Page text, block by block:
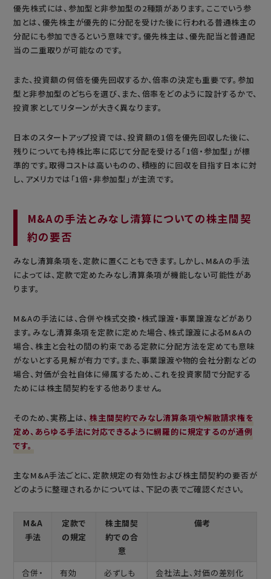
優先株式には、参加型と非参加型の2種類があります。ここでいう参
加とは、優先株主が優先的に分配を受けた後に行われる普通株主の
分配にも参加できるという意味です。優先株主は、優先配当と普通配
当の二重取りが可能なのです。
また、投資額の何倍を優先回収するか、倍率の決定も重要です。参加
型と非参加型のどちらを選び、また、倍率をどのように設計するかで、
投資家としてリターンが大きく異なります。
日本のスタートアップ投資では、投資額の1倍を優先回収した後に、
残りについても持株比率に応じて分配を受ける「1倍・参加型」が標
準的です。取得コストは高いものの、積極的に回収を目指す日本に対
し、アメリカでは「1倍・非参加型」が主流です。
M&Aの手法とみなし清算についての株主間契
約の要否
みなし清算条項を、定款に置くこともできます。しかし、M&Aの手法
によっては、定款で定めたみなし清算条項が機能しない可能性があ
ります。
M&Aの手法には、合併や株式交換・株式譲渡・事業譲渡などがあり
ます。みなし清算条項を定款に定めた場合、株式譲渡によるM&Aの
場合、株主と会社の間の約束である定款に分配方法を定めても意味
がないとする見解が有力です。また、事業譲渡や物的会社分割などの
場合、対価が会社自体に帰属するため、これを投資家間で分配する
ためには株主間契約をする他ありません。
そのため、実務上は、 株主間契約でみなし清算条項や解散請求権を
定め、あらゆる手法に対応できるように網羅的に規定するのが通例
です。
主なM&A手法ごとに、定款規定の有効性および株主間契約の要否が
どのように整理されるかについては、下記の表でご確認ください。
M&A
手法
定款で
の規定
株主間契
約での合
意
備考
合併・
有効
必ずしも
会社法上、対価の差別化